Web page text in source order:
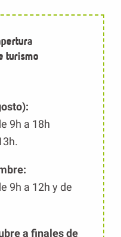
turismo
9h a 18h
9h a 12h y de
a finales de